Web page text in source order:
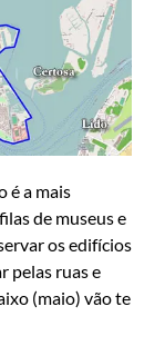
é a mais
de museus e
os edifícios
pelas ruas e
(maio) vão te